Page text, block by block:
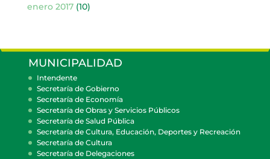
enero 2017(10)
MUNICIPALIDAD
Intendente
Secretaría de Gobierno
Secretaría de Economía
Secretaría de Obras y Servicios Públicos
Secretaría de Salud Pública
Secretaría de Cultura, Educación, Deportes y Recreación
Secretaría de Cultura
Secretaría de Delegaciones